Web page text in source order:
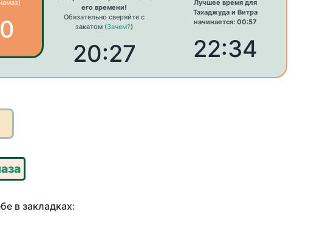
его времени!
Обязательно сверяйте с
закатом (Зачем?)
20:27
Лучшее время для
Тахаджуда и Витра
начинается: 00:57
22:34
в закладках: